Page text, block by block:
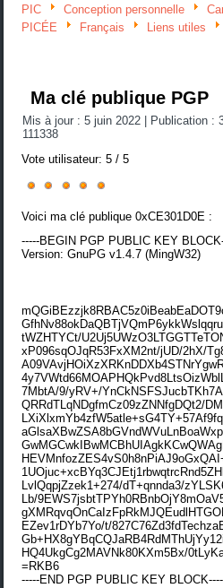
PIC
Conception personnelle
PICÉE
Français Liens utiles
Ma clé publique PGP
Mis à jour : 5 juin 2022 Publication :
111338
Vote utilisateur:5 /5
Voici ma clé publique 0xCE301D0E :
-----BEGIN PGP PUBLIC KEY
Version: GnuPG v1.4.7 (MingW32)
tWZHTYCt/
xP096sqOJqR53FxXM2nt/jUD/2hX/
7MbtA/9/yRV+/
QRRdTLqNDgfmCz09zZNNfgDQt2/
LvlQqpjZzek1+274/dT+qnnda3/
Lb/
EZev1rDYb7Yo/t/
HQ4UkgCg2MAVNk80KXm5Bx/
=RKB6
-----END PGP PUBLIC KEY